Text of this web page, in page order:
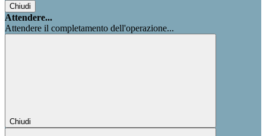
Chiudi
Attendere...
Attendere il completamento dell'operazione...
Chiudi